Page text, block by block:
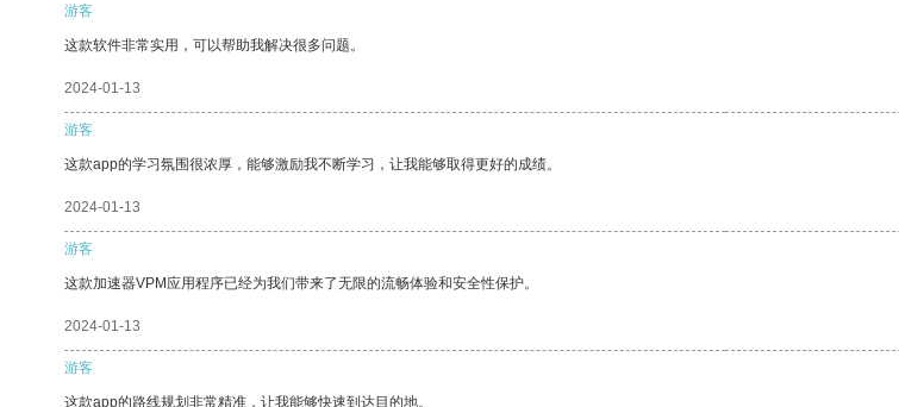
游客
这款软件非常实用，可以帮助我解决很多问题。
2024-01-13
游客
这款app的学习氛围很浓厚，能够激励我不断学习，让我能够取得更好的成绩。
2024-01-13
游客
这款加速器VPM应用程序已经为我们带来了无限的流畅体验和安全性保护。
2024-01-13
游客
这款app的路线规划非常精准，让我能够快速到达目的地。